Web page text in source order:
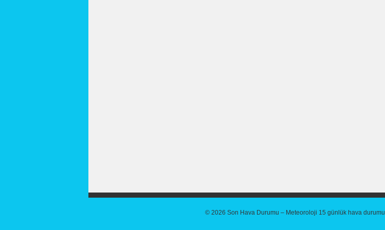
© 2026 Son Hava Durumu – Meteoroloji 15 günlük hava durumu